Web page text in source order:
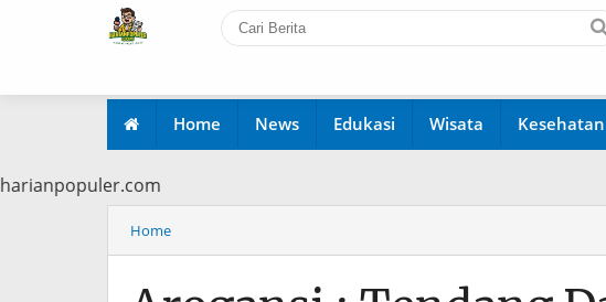
Home News Edukasi Wisata Kesehatan
Home